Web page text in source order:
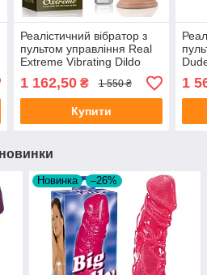
Реалістичний вібратор з
пультом управління Real
Extreme Vibrating Dildo
1 162,50₴ 1 550 ₴
Купити
1
Новинка –26%